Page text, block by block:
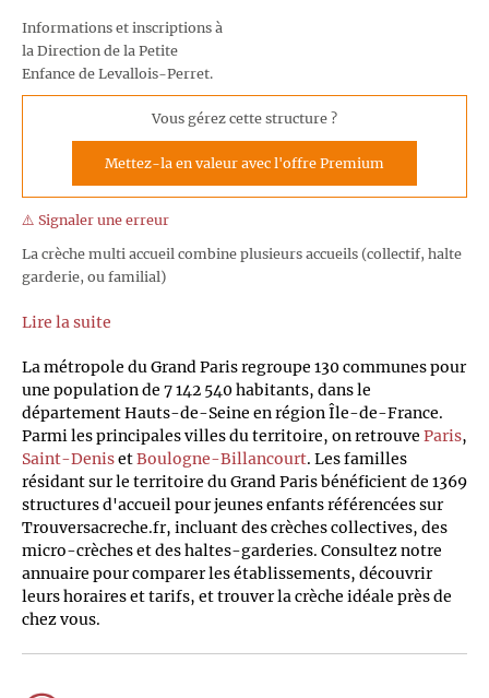
Informations et inscriptions à
la Direction de la Petite
Enfance de Levallois-Perret.
Vous gérez cette structure ?
Mettez-la en valeur avec l'offre Premium
⚠️ Signaler une erreur
La crèche multi accueil combine plusieurs accueils (collectif, halte
garderie, ou familial)
Lire la suite
La métropole du Grand Paris regroupe 130 communes pour
une population de 7 142 540 habitants, dans le
département Hauts-de-Seine en région Île-de-France.
Parmi les principales villes du territoire, on retrouve Paris,
Saint-DenisetBoulogne-Billancourt. Les familles
résidant sur le territoire du Grand Paris bénéficient de 1369
structures d'accueil pour jeunes enfants référencées sur
Trouversacreche.fr, incluant des crèches collectives, des
micro-crèches et des haltes-garderies. Consultez notre
annuaire pour comparer les établissements, découvrir
leurs horaires et tarifs, et trouver la crèche idéale près de
chez vous.